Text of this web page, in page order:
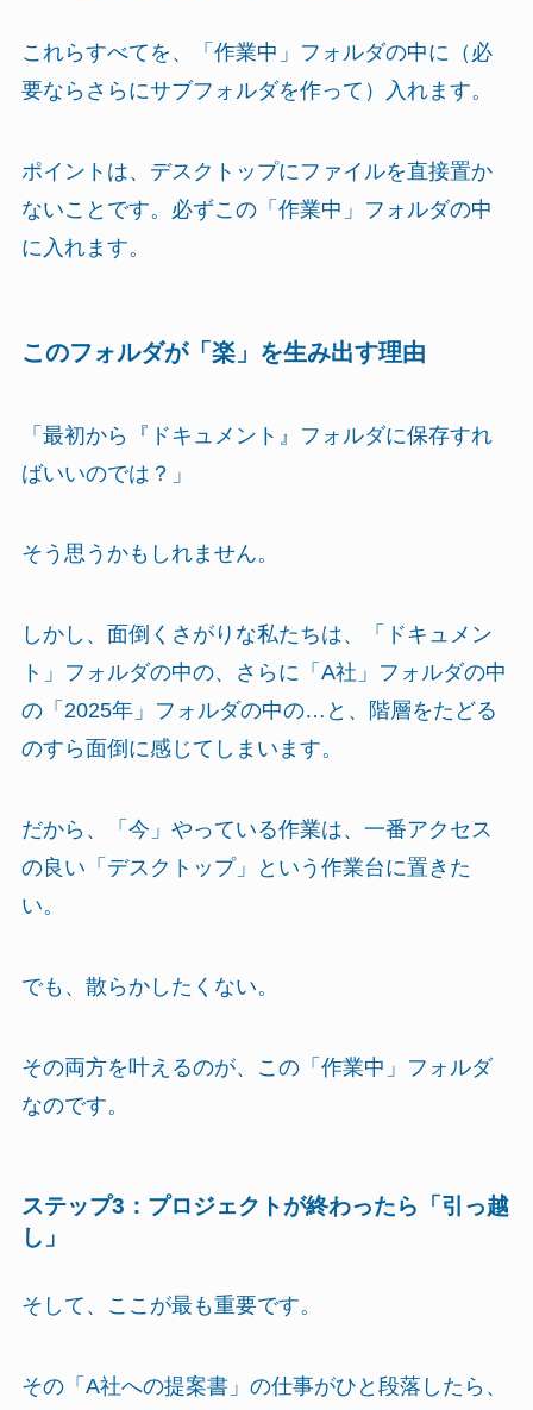
これらすべてを、「作業中」フォルダの中に（必
要ならさらにサブフォルダを作って）入れます。
ポイントは、デスクトップにファイルを直接置か
ないことです。必ずこの「作業中」フォルダの中
に入れます。
このフォルダが「楽」を生み出す理由
「最初から『ドキュメント』フォルダに保存すれ
ばいいのでは？」
そう思うかもしれません。
しかし、面倒くさがりな私たちは、「ドキュメン
ト」フォルダの中の、さらに「A社」フォルダの中
の「2025年」フォルダの中の…と、階層をたどる
のすら面倒に感じてしまいます。
だから、「今」やっている作業は、一番アクセス
の良い「デスクトップ」という作業台に置きた
い。
でも、散らかしたくない。
その両方を叶えるのが、この「作業中」フォルダ
なのです。
ステップ3：プロジェクトが終わったら「引っ越
し」
そして、ここが最も重要です。
その「A社への提案書」の仕事がひと段落したら、